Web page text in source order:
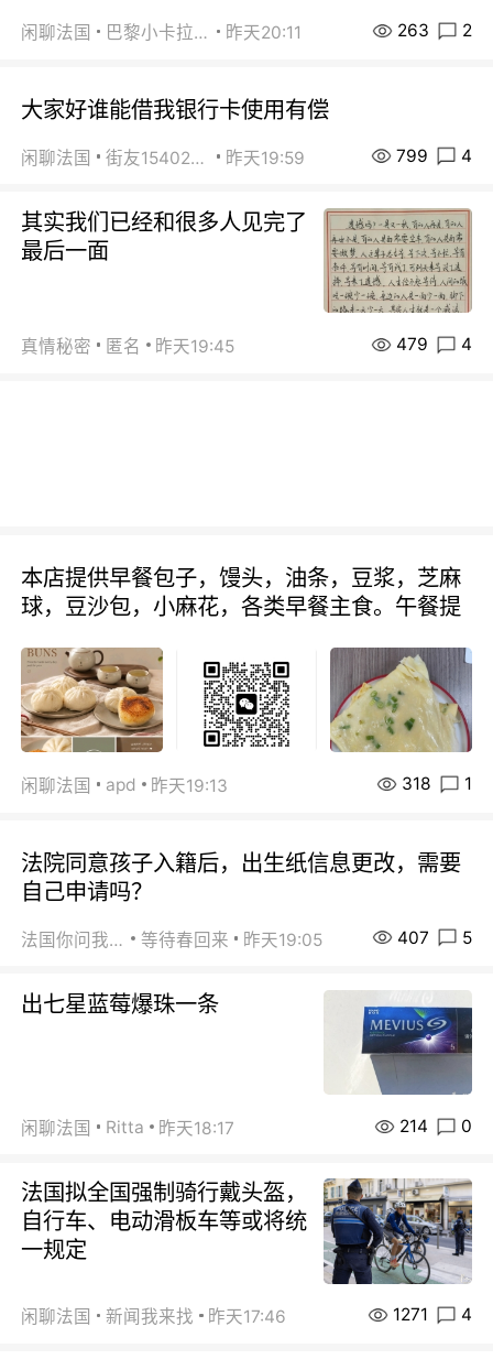
闲聊法国 巴黎小卡拉咪 昨天20:11 263 2
大家好谁能借我银行卡使用有偿
闲聊法国 街友15402223 昨天19:59 799 4
其实我们已经和很多人见完了
最后一面
真情秘密 匿名 昨天19:45 479 4
本店提供早餐包子，馒头，油条，豆浆，芝麻
球，豆沙包，小麻花，各类早餐主食。午餐提
闲聊法国 apd 昨天19:13 318 1
法院同意孩子入籍后，出生纸信息更改，需要
自己申请吗？
法国你问我答 等待春回来 昨天19:05 407 5
出七星蓝莓爆珠一条
闲聊法国 Ritta 昨天18:17 214 0
法国拟全国强制骑行戴头盔，
自行车、电动滑板车等或将统
一规定
闲聊法国 新闻我来找 昨天17:46 1271 4